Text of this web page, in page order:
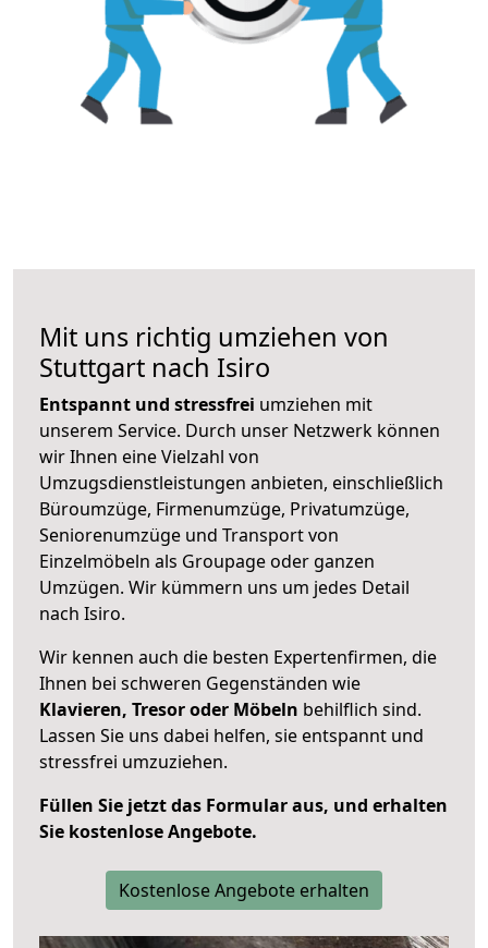
Mit uns richtig umziehen von
Stuttgart nach Isiro
Entspannt und stressfrei umziehen mit
unserem Service. Durch unser Netzwerk können
wir Ihnen eine Vielzahl von
Umzugsdienstleistungen anbieten, einschließlich
Büroumzüge, Firmenumzüge, Privatumzüge,
Seniorenumzüge und Transport von
Einzelmöbeln als Groupage oder ganzen
Umzügen. Wir kümmern uns um jedes Detail
nach Isiro.
Wir kennen auch die besten Expertenfirmen, die
Ihnen bei schweren Gegenständen wie
Klavieren, Tresor oder Möbeln behilflich sind.
Lassen Sie uns dabei helfen, sie entspannt und
stressfrei umzuziehen.
Füllen Sie jetzt das Formular aus, und erhalten
Sie kostenlose Angebote.
Kostenlose Angebote erhalten